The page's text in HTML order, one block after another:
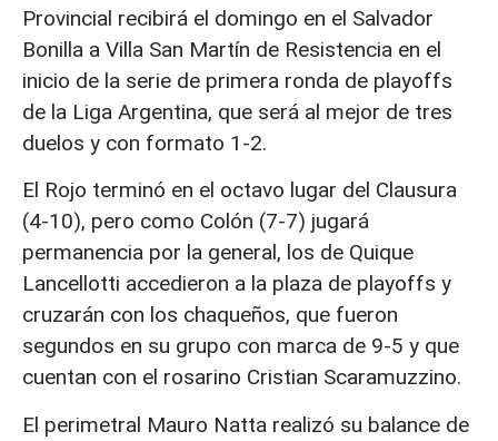
Provincial recibirá el domingo en el Salvador
Bonilla a Villa San Martín de Resistencia en el
inicio de la serie de primera ronda de playoffs
de la Liga Argentina, que será al mejor de tres
duelos y con formato 1-2.
El Rojo terminó en el octavo lugar del Clausura
(4-10), pero como Colón (7-7) jugará
permanencia por la general, los de Quique
Lancellotti accedieron a la plaza de playoffs y
cruzarán con los chaqueños, que fueron
segundos en su grupo con marca de 9-5 y que
cuentan con el rosarino Cristian Scaramuzzino.
El perimetral Mauro Natta realizó su balance de